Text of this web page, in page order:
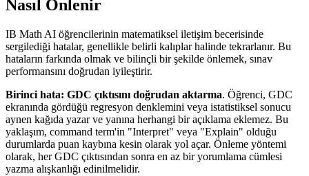
Nasıl Önlenir
IB Math AI öğrencilerinin matematiksel iletişim becerisinde
sergilediği hatalar, genellikle belirli kalıplar halinde tekrarlanır. Bu
hataların farkında olmak ve bilinçli bir şekilde önlemek, sınav
performansını doğrudan iyileştirir.
Birinci hata: GDC çıktısını doğrudan aktarma. Öğrenci, GDC
ekranında gördüğü regresyon denklemini veya istatistiksel sonucu
aynen kağıda yazar ve yanına herhangi bir açıklama eklemez. Bu
yaklaşım, command term'in "Interpret" veya "Explain" olduğu
durumlarda puan kaybına kesin olarak yol açar. Önleme yöntemi
olarak, her GDC çıktısından sonra en az bir yorumlama cümlesi
yazma alışkanlığı edinilmelidir.